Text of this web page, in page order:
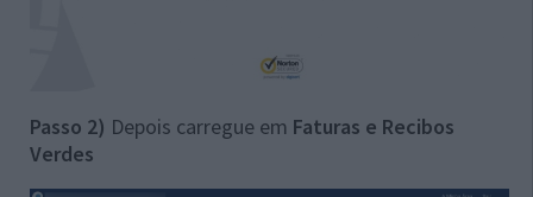
Passo 2) Depois carregue em Faturas e Recibos
Verdes